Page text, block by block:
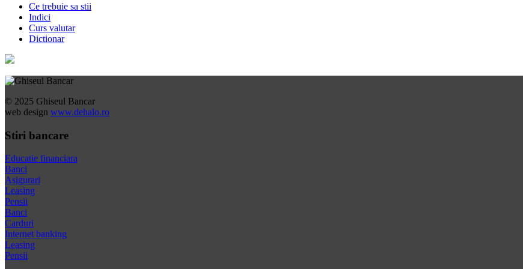
Ce trebuie sa stii
Indici
Curs valutar
Dictionar
© 2025 Ghiseul Bancar
web design www.dehalo.ro
Stiri bancare
Educatie financiara
Banci
Asigurari
Leasing
Pensii
Banci
Carduri
Internet banking
Leasing
Pensii